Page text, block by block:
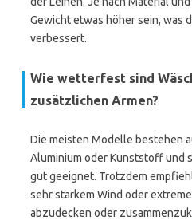
Gewicht etwas höher sein, was
verbessert.
Wie wetterfest sind
zusätzlichen Armen?
Die meisten Modelle bestehen
Aluminium oder Kunststoff und
gut geeignet. Trotzdem
sehr starkem Wind oder
abzudecken oder